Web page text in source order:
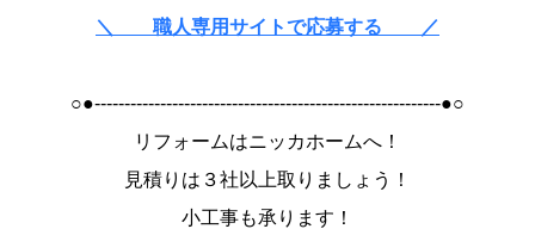
＼ 職人専用サイトで応募する ／
○●----------------------------------------------------------●○
リフォームはニッカホームへ！
見積りは３社以上取りましょう！
小工事も承ります！